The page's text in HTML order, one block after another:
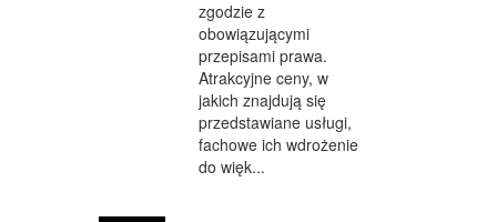
SERWIS
OPIEKA
INNE USŁUGI
KURIER, PRZESYŁKI
zgodzie z
obowiązującymi
przepisami prawa.
Atrakcyjne ceny, w
jakich znajdują się
przedstawiane usługi,
fachowe ich wdrożenie
do więk...